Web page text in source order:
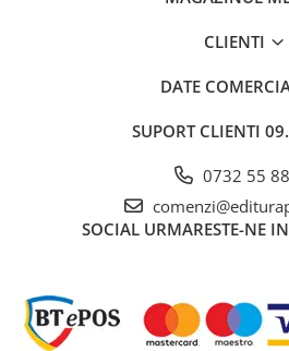
CLIENTI
DATE
SUPORT CLIENTI
0732 55
SOCIAL URMARESTE-NE